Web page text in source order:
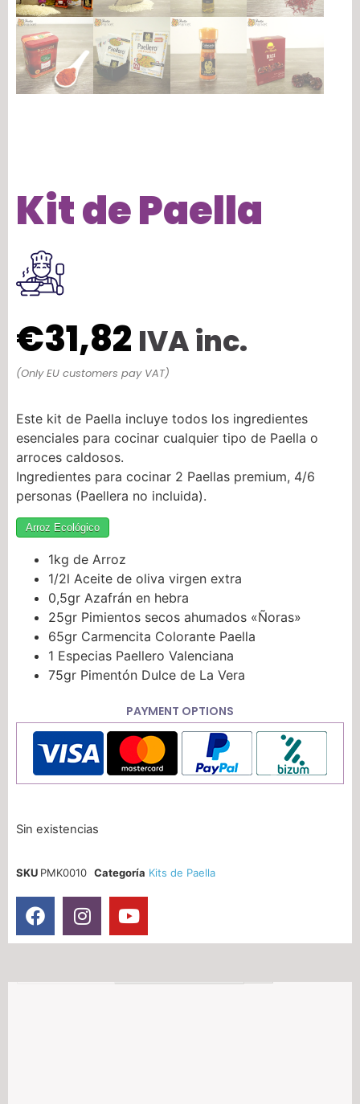
Kit de Paella
€31,82 IVA inc.
(Only EU customers pay VAT)
Este kit de Paella incluye todos los ingredientes
esenciales para cocinar cualquier tipo de Paella o
arroces caldosos.
Ingredientes para cocinar 2 Paellas premium, 4/6
personas (Paellera no incluida).
Arroz Ecológico
1kg de Arroz
1/2l Aceite de oliva virgen extra
0,5gr Azafrán en hebra
25gr Pimientos secos ahumados «Ñoras»
65gr Carmencita Colorante Paella
1 Especias Paellero Valenciana
75gr Pimentón Dulce de La Vera
PAYMENT OPTIONS
Sin existencias
SKU PMK0010 Categoría Kits de Paella